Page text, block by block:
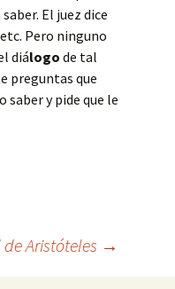
El juez dice
Pero ninguno
diálogo de tal
preguntas que
saber y pide que le
Aristóteles →